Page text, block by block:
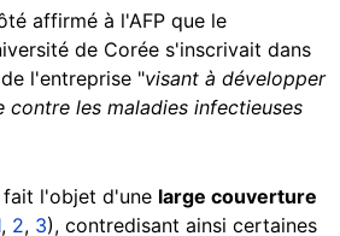
affirmé à l'AFP que le
de Corée s'inscrivait dans
l'entreprise "visant à développer
contre les maladies infectieuses
l'objet d'une large couverture
, 2, 3), contredisant ainsi certaines